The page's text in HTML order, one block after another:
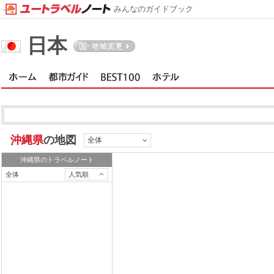
日本
沖縄県の地図 全体
沖縄県のトラベルノート
全体
人気順
みんなのガイドブック